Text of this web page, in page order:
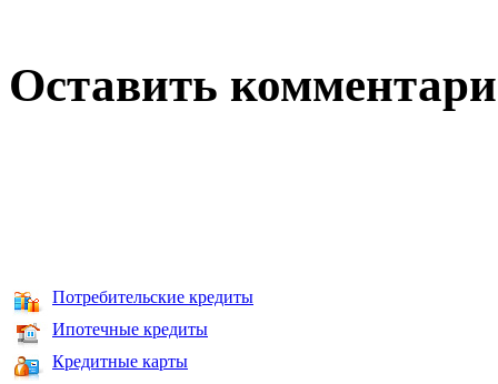
Оставить
Потребительские кредиты
Ипотечные кредиты
Кредитные карты